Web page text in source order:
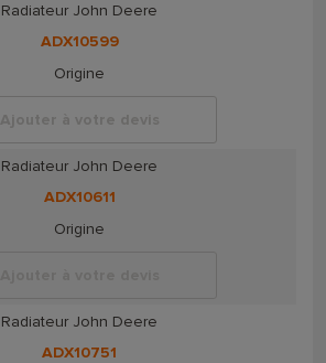
Radiateur John Deere
ADX10599
Origine
Ajouter à votre devis
Radiateur John Deere
ADX10611
Origine
Radiateur John Deere
ADX10751